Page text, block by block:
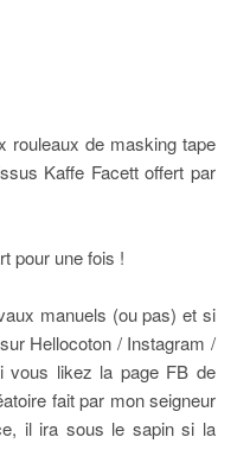
rouleaux de masking tape
Kaffe Facett offert par
pour une fois !
manuels (ou pas) et si
Hellocoton / Instagram /
vous likez la page FB de
fait par mon seigneur
il ira sous le sapin si la